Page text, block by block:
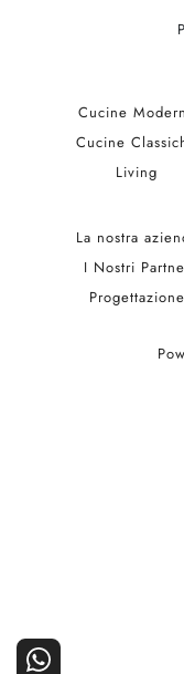
Cucine
Cucine
Living
La nostra
I Nostri
Progettazione